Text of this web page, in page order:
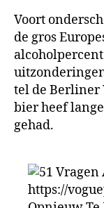
Voort
de gros
tel de Berliner
bier heef
gehad.